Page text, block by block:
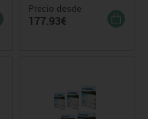
Precio desde
177.93€